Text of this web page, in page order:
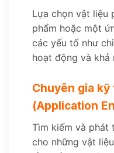
Lựa chọn vật liệu
phẩm hoặc một
các yếu tố như
hoạt động và khả
Chuyên gia
(Application
Tìm kiếm và phát
cho những vật